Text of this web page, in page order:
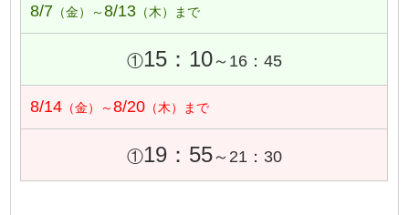
8/7 （金）～8/13 （木）まで
①15：10～16：45
8/14 （金）～8/20 （木）まで
①19：55～21：30